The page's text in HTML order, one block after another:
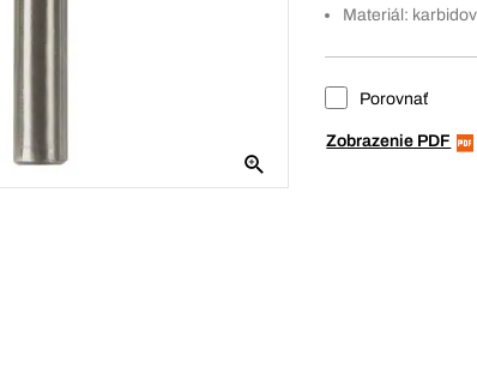
Materiál:
Porovnať
Zobrazenie PDF